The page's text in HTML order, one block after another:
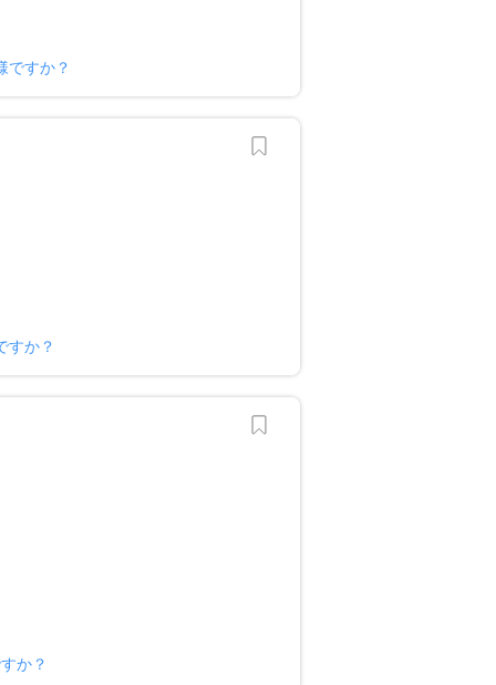
ですか？
すか？
か？